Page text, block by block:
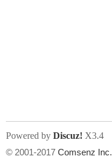
Powered by Discuz! X3.4
© 2001-2017 Comsenz Inc.